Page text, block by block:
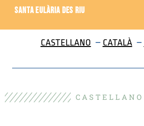
SANTA EUlÀrIA DES RIU
CASTELLANO – CATALÀ–
C A S T E L L A N O